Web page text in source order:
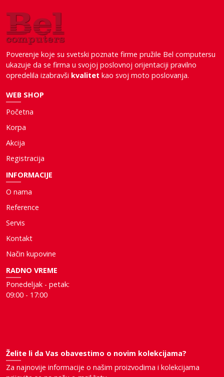
Poverenje koje su svetski poznate firme pružile Bel computersu
ukazuje da se firma u svojoj poslovnoj orijentaciji pravilno
opredelila izabravši kvalitet kao svoj moto poslovanja.
WEB SHOP
Početna
Korpa
Akcija
Registracija
INFORMACIJE
O nama
Reference
Servis
Kontakt
Način kupovine
RADNO VREME
Ponedeljak - petak:
09:00 - 17:00
Želite li da Vas obavestimo o novim kolekcijama?
Za najnovije informacije o našim proizvodima i kolekcijama